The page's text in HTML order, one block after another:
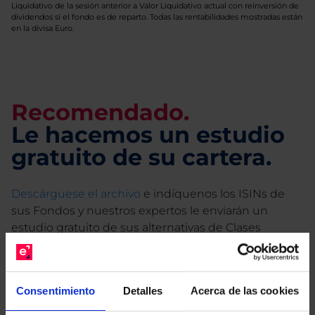
Consentimiento Detalles Acerca de las cookies
Liquidativo de la sesión anterior a Valor Liquidativo actual con reinversión de
dividendos si el fondo es de reparto. Todas las rentabilidades mostradas están
en la divisa Euro.
Recomendado.
Le hacemos un estudio
gratuito de su cartera.
Descárguese el archivo e indíquenos los ISINs de
sus Fondos y nuestros expertos le enviarán un
estudio gratuito de sus alternativas de Clases
Limpias con las que podrá ahorrar en sus costes.